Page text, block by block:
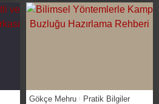
Gökçe Mehru Pratik Bilgiler